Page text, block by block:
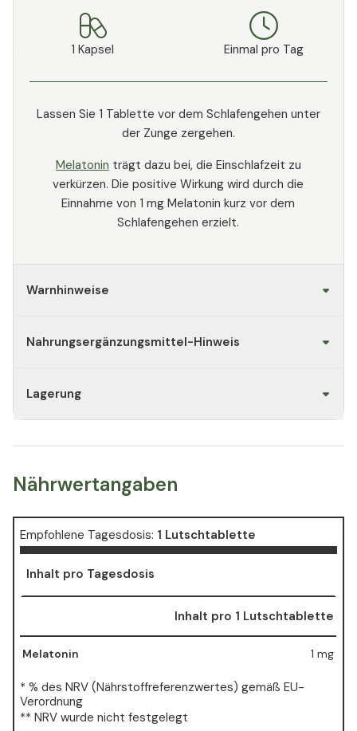
1 Kapsel Einmal pro Tag
Lassen Sie 1 Tablette vor dem Schlafengehen unter
der Zunge zergehen.
Melatonin trägt dazu bei, die Einschlafzeit zu
verkürzen. Die positive Wirkung wird durch die
Einnahme von 1 mg Melatonin kurz vor dem
Schlafengehen erzielt.
Warnhinweise
Nahrungsergänzungsmittel-Hinweis
Lagerung
Nährwertangaben
Empfohlene Tagesdosis: 1 Lutschtablette
Inhalt pro Tagesdosis
Inhalt pro 1 Lutschtablette
Melatonin 1 mg
* % des NRV (Nährstoffreferenzwertes) gemäß EU-
Verordnung
** NRV wurde nicht festgelegt